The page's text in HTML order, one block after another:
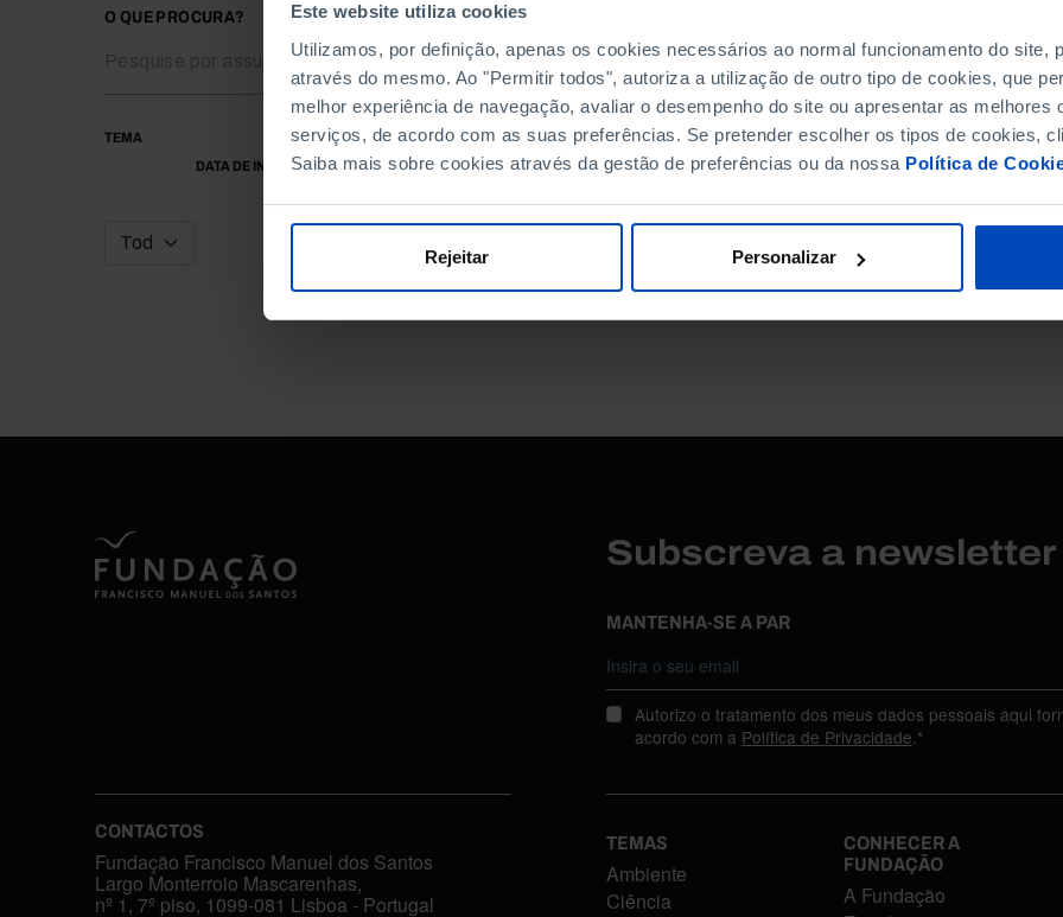
Este website utiliza cookies
Utilizamos, por definição, apenas os cookies necessários ao normal funcionamento do site,
através do mesmo. Ao "Permitir todos", autoriza a utilização de outro tipo de cookies, que
melhor experiência de navegação, avaliar o desempenho do site ou apresentar as melhores
serviços, de acordo com as suas preferências. Se pretender escolher os tipos de cookies,
Saiba mais sobre cookies através da gestão de preferências ou da nossa Política de
Rejeitar Personalizar
O QUE PROCURA?
TEMA
DATA DE INÍCIO
DATA DE FIM
Subscreva a
MANTENHA-SE A PAR
Autorizo o tratamento dos meus dados pessoais aqui
acordo com a Política de Privacidade.*
CONTACTOS
Fundação Francisco Manuel dos Santos
Largo Monterroio Mascarenhas,
nº 1, 7º piso, 1099-081 Lisboa - Portugal
TEMAS
Ambiente
Ciência
CONHECER A
FUNDAÇÃO
A Fundação